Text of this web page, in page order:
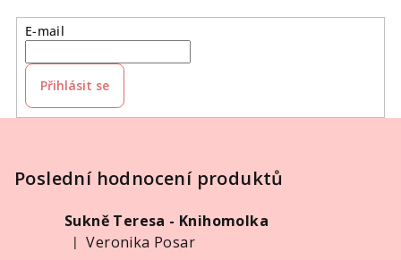
E-mail
Přihlásit se
Poslední hodnocení produktů
Sukně Teresa - Knihomolka
Hodnocení produktu je 5 z 5 hvězdiček.
|
Veronika Posar